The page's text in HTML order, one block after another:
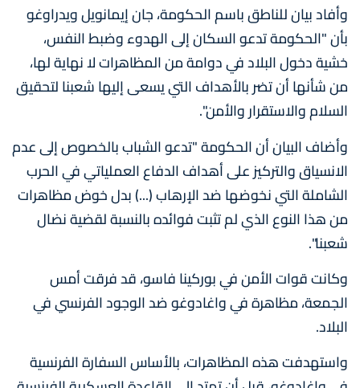
وأفاد بيان للناطق باسم الحكومة، جان إيمانويل ويدراوغو
بأن "الحكومة تدعو السكان إلى الهدوء وضبط النفس،
خشية دخول البلاد في دوامة من المظاهرات لا نهاية لها،
من شأنها أن تضر بالأهداف التي يسعى إليها شعبنا لتحقيق
السلام والاستقرار والأمن".
وأضاف البيان أن الحكومة "تدعو الشباب بالخصوص إلى عدم
الانسياق والتركيز على أهداف الدفاع العملياتي في الحرب
الشاملة التي نخوضها ضد الإرهاب (...) بدل خوض مظاهرات
من هذا النوع الذي لم تثبت فوائده بالنسبة لقضية نضال
شعبنا".
وكانت قوات الأمن في بوركينا فاسو، قد فرقت أمس
الجمعة، مظاهرة في واغادوغو ضد الوجود الفرنسي في
البلاد.
واستهدفت هذه المظاهرات، بالأساس السفارة الفرنسية